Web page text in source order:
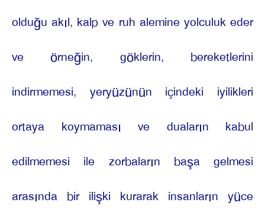
olduğu akıl, kalp ve ruh alemine yolculuk eder
ve örneğin, göklerin, bereketlerini
indirmemesi, yeryüzünün içindeki iyilikleri
ortaya koymaması ve duaların kabul
edilmemesi ile zorbaların başa gelmesi
arasında bir ilişki kurarak insanların yüce